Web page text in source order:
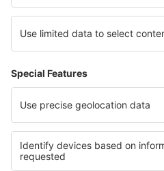
Unterkunft an dem Genfersee